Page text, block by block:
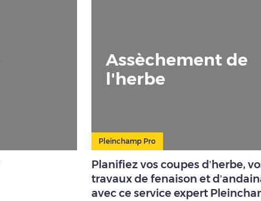
Assèchement de
l'herbe
Pleinchamp Pro
Planifiez vos coupes d’herbe,
travaux de fenaison et
avec ce service expert